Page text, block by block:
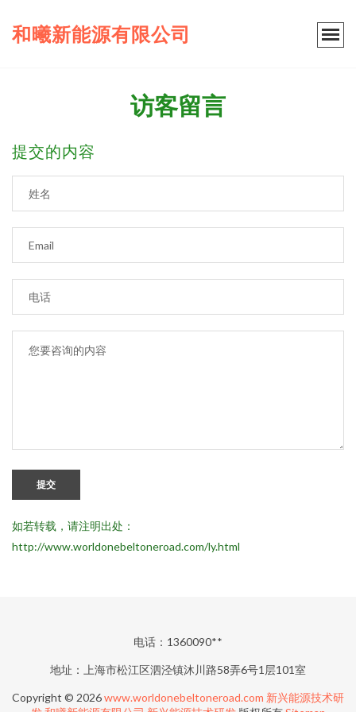
和曦新能源有限公司
访客留言
提交的内容
提交
如若转载，请注明出处：
http://www.worldonebeltoneroad.com/ly.html
电话：1360090**
地址：上海市松江区泗泾镇沐川路58弄6号1层101室
Copyright © 2026www.worldonebeltoneroad.com 新兴能源技术研